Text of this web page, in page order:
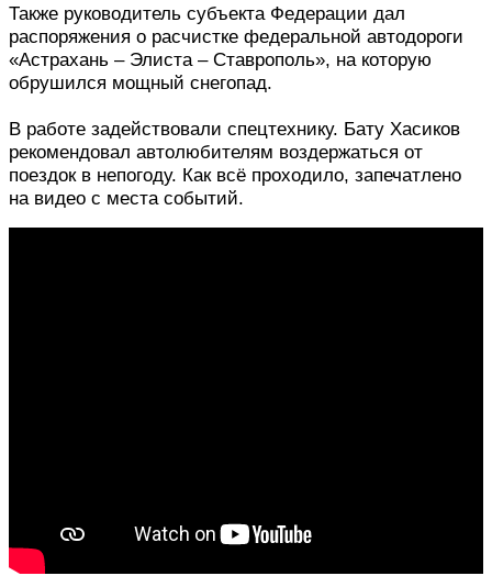
Также руководитель субъекта Федерации дал
распоряжения о расчистке федеральной автодороги
«Астрахань – Элиста – Ставрополь», на которую
обрушился мощный снегопад.
В работе задействовали спецтехнику. Бату Хасиков
рекомендовал автолюбителям воздержаться от
поездок в непогоду. Как всё проходило, запечатлено
на видео с места событий.